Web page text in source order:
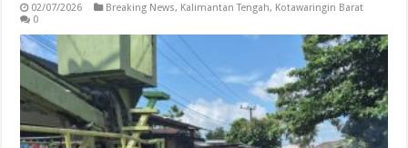
02/07/2026 Breaking News, Kalimantan Tengah, Kotawaringin Barat
0